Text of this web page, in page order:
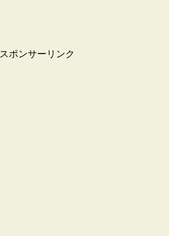
スポンサーリンク